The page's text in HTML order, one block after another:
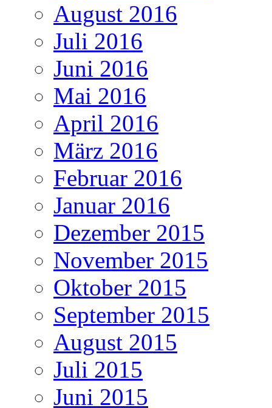
August 2016
Juli 2016
Juni 2016
Mai 2016
April 2016
März 2016
Februar 2016
Januar 2016
Dezember 2015
November 2015
Oktober 2015
September 2015
August 2015
Juli 2015
Juni 2015